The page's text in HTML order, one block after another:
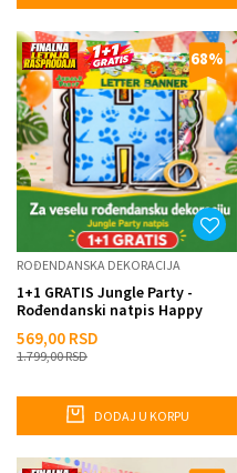
68%
ROĐENDANSKA DEKORACIJA
1+1 GRATIS Jungle Party -
Rođendanski natpis Happy
569,00 RSD
1.799,00RSD
DODAJ U KORPU